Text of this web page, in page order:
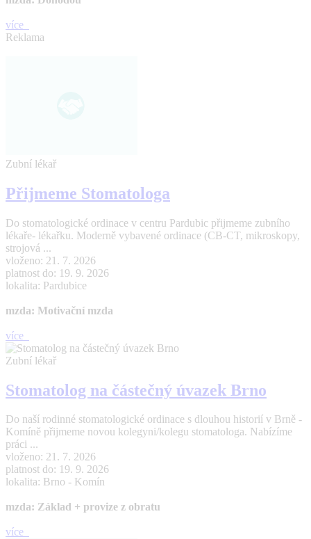
více
Reklama
Zubní lékař
Přijmeme Stomatologa
Do stomatologické ordinace v centru Pardubic přijmeme zubního
lékaře- lékařku. Moderně vybavené ordinace (CB-CT, mikroskopy,
strojová ...
vloženo: 21. 7. 2026
platnost do: 19. 9. 2026
lokalita: Pardubice
mzda: Motivační mzda
více
Zubní lékař
Stomatolog na částečný úvazek Brno
Do naší rodinné stomatologické ordinace s dlouhou historií v Brně -
Komíně přijmeme novou kolegyni/kolegu stomatologa. Nabízíme
práci ...
vloženo: 21. 7. 2026
platnost do: 19. 9. 2026
lokalita: Brno - Komín
mzda: Základ + provize z obratu
více